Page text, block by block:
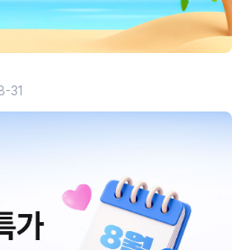
31